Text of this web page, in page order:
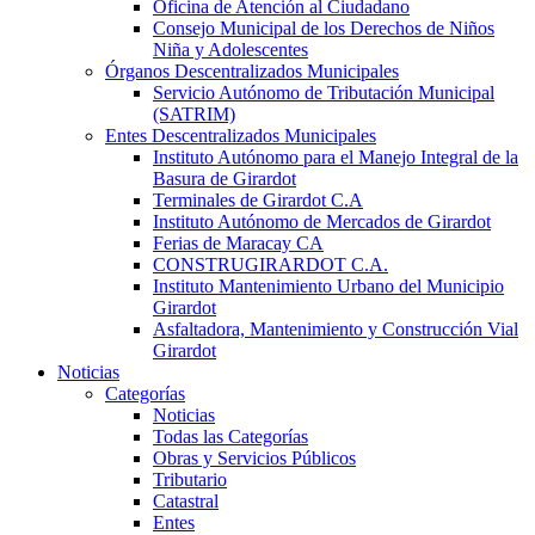
Oficina de Atención al Ciudadano
Consejo Municipal de los Derechos de Niños
Niña y Adolescentes
Órganos Descentralizados Municipales
Servicio Autónomo de Tributación Municipal
(SATRIM)
Entes Descentralizados Municipales
Instituto Autónomo para el Manejo Integral de la
Basura de Girardot
Terminales de Girardot C.A
Instituto Autónomo de Mercados de Girardot
Ferias de Maracay CA
CONSTRUGIRARDOT C.A.
Instituto Mantenimiento Urbano del Municipio
Girardot
Asfaltadora, Mantenimiento y Construcción Vial
Girardot
Noticias
Categorías
Noticias
Todas las Categorías
Obras y Servicios Públicos
Tributario
Catastral
Entes